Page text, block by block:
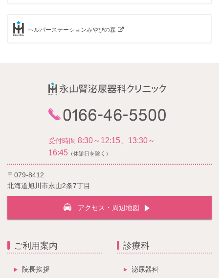
ヘルパーステーションみやびの森
受付時間 8:30～12:15、13:30～
16:45 （休診日を除く）
〒079-8412
北海道旭川市永山2条7丁目
アクセス・周辺地図
ご利用案内
院長挨拶
診療科
泌尿器科